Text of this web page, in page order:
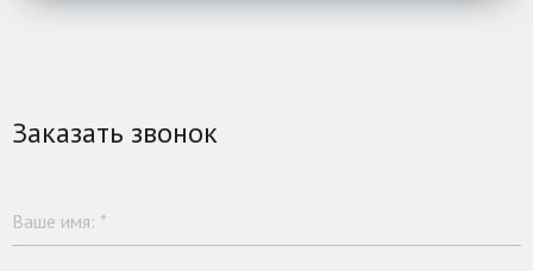
Заказать звонок
Ваше имя: *